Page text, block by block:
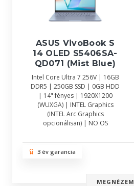
ASUS VivoBook S
14 OLED S5406SA-
QD071 (Mist Blue)
Intel Core Ultra 7 256V | 16GB
DDR5 | 250GB SSD | 0GB HDD
| 14" fényes | 1920X1200
(WUXGA) | INTEL Graphics
(INTEL Arc Graphics
opcionálisan) | NO OS
3 év garancia
MEGNÉZEM